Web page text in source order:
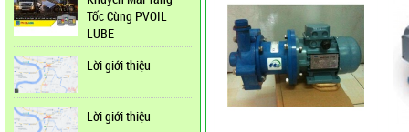
Tốc Cùng PVOIL
LUBE
Lời giới thiệu
Lời giới thiệu